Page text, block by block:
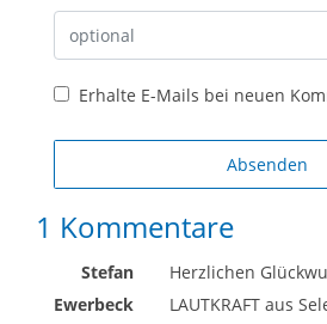
Erhalte E-Mails bei neuen
Absenden
1 Kommentare
Stefan
Ewerbeck
Herzlichen
LAUTKRAFT aus